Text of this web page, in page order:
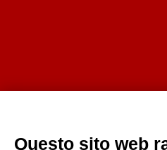
Questo sito web